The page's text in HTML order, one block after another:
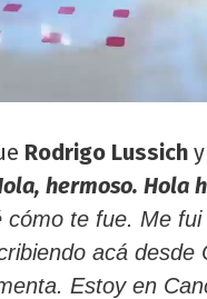
Rodrigo Lussich
hermoso. Hola
cómo te fue. Me
acá desde
Estoy en